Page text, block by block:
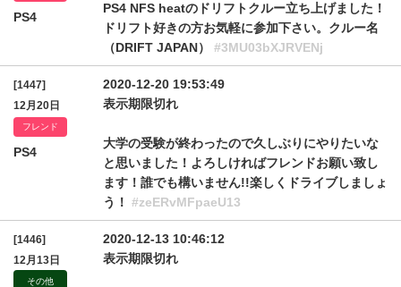
PS4
PS4 NFS heatのドリフトクルー立ち上げました！
ドリフト好きの方お気軽に参加下さい。クルー名
（DRIFT JAPAN） #3MU03bXJRVENj
[1447]
12月20日
フレンド
PS4
2020-12-20 19:53:49
表示期限切れ
大学の受験が終わったので久しぶりにやりたいな
と思いました！よろしければフレンドお願い致し
ます！誰でも構いません!!楽しくドライブしましょ
う！ #zeERvMFpaeU13
[1446]
12月13日
その他
2020-12-13 10:46:12
表示期限切れ